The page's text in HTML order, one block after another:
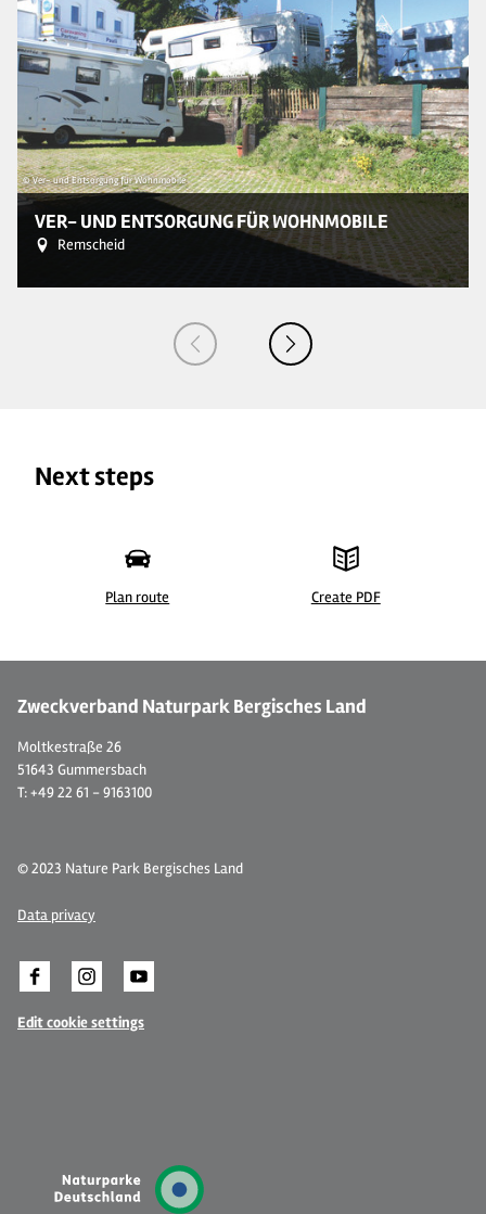
© Ver- und Entsorgung für Wohnmobile
VER- UND ENTSORGUNG FÜR WOHNMOBILE
Remscheid
Next steps
Plan route Create PDF
Zweckverband Naturpark Bergisches Land
Moltkestraße 26
51643 Gummersbach
T: +49 22 61 - 9163100
© 2023 Nature Park Bergisches Land
Data privacy
Edit cookie settings